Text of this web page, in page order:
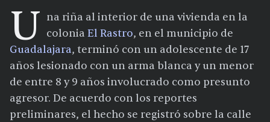
U na riña al interior de una vivienda en la
colonia El Rastro, en el municipio de
Guadalajara, terminó con un adolescente de 17
años lesionado con un arma blanca y un menor
de entre 8 y 9 años involucrado como presunto
agresor. De acuerdo con los reportes
preliminares, el hecho se registró sobre la calle